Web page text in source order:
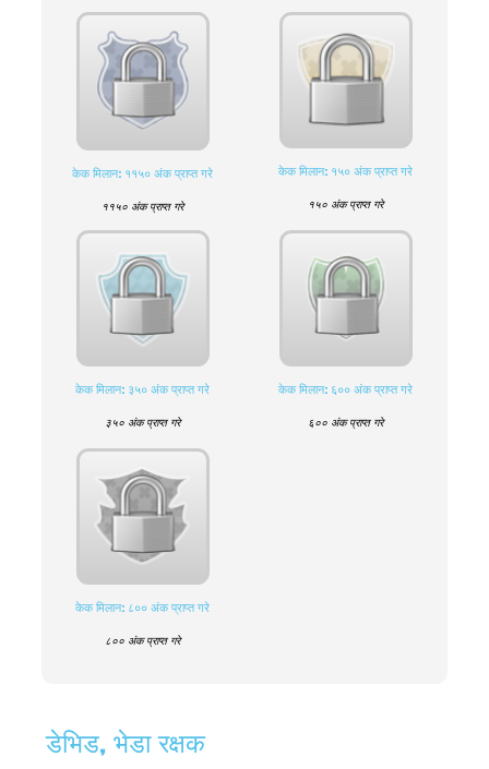
केक मिलान: ११५० अंक प्राप्त गरे
११५० अंक प्राप्त गरे
केक मिलान: १५० अंक प्राप्त गरे
१५० अंक प्राप्त गरे
केक मिलान: ३५० अंक प्राप्त गरे
३५० अंक प्राप्त गरे
केक मिलान: ६०० अंक प्राप्त गरे
६०० अंक प्राप्त गरे
केक मिलान: ८०० अंक प्राप्त गरे
८०० अंक प्राप्त गरे
डेभिड, भेडा रक्षक